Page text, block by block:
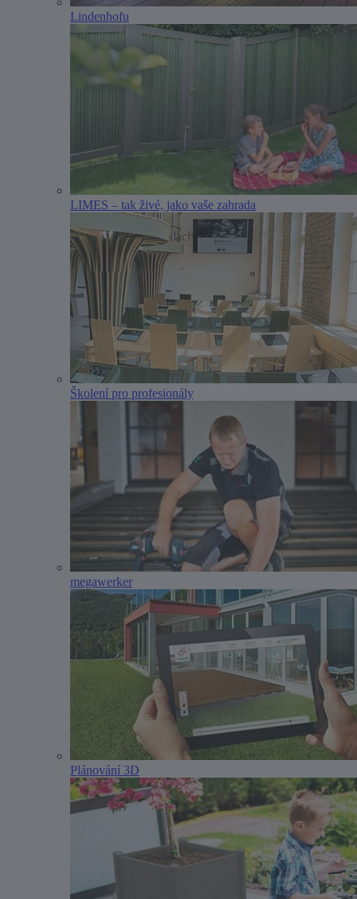
Lindenhofu
LIMES – tak živé, jako vaše zahrada
Školení pro profesionály
megawerker
Plánování 3D